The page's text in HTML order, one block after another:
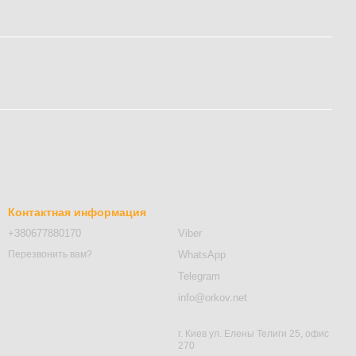
Контактная информация
+380677880170
Перезвонить вам?
Viber
WhatsApp
Telegram
info@orkov.net
г. Киев ул. Елены Телиги 25, офис
270